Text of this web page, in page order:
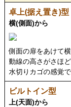
横(側面)から
側面の扉をあけて
動線の高さがさほ
水切りカゴの感覚
上(天面)から